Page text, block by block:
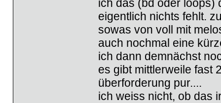
ich das (bd oder loops)
eigentlich nichts fehlt.
sowas von voll mit
auch nochmal eine
ich dann demnächst
es gibt mittlerweile fast
überforderung pur....
ich weiss nicht, ob das